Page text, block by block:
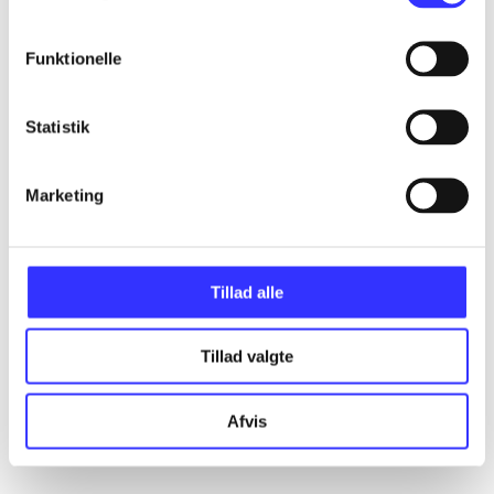
Funktionelle
Statistik
Marketing
Tillad alle
Tillad valgte
Afvis
...